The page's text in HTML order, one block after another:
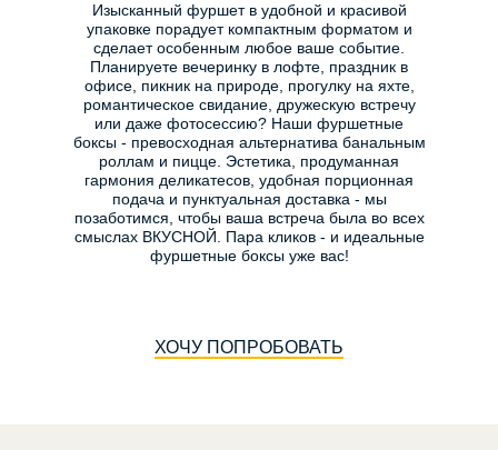
Изысканный фуршет в удобной и красивой
упаковке порадует компактным форматом и
сделает особенным любое ваше событие.
Планируете вечеринку в лофте, праздник в
офисе, пикник на природе, прогулку на яхте,
романтическое свидание, дружескую встречу
или даже фотосессию? Наши фуршетные
боксы - превосходная альтернатива банальным
роллам и пицце. Эстетика, продуманная
гармония деликатесов, удобная порционная
подача и пунктуальная доставка - мы
позаботимся, чтобы ваша встреча была во всех
смыслах ВКУСНОЙ. Пара кликов - и идеальные
фуршетные боксы уже вас!
ХОЧУ ПОПРОБОВАТЬ